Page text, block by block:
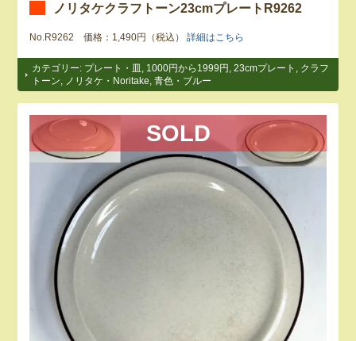
ノリタケクラフトーン23cmプレートR9262
No.R9262 価格：1,490円（税込）詳細はこちら
カテゴリー: プレート・皿 1000円から1999円 ,23cmプレート
クラフ
トーン
ノリタケ・Noritake ,青色・ブルー
SOLD